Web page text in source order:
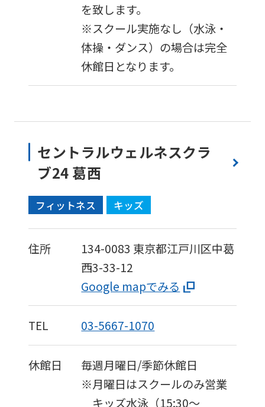
を致します。
※スクール実施なし（水泳・
体操・ダンス）の場合は完全
休館日となります。
セントラルウェルネスクラ
ブ24 葛西
フィットネス キッズ
住所 134-0083 東京都江戸川区中葛
西3-33-12
Google mapでみる
TEL 03-5667-1070
休館日
毎週月曜日/季節休館日
※月曜日はスクールのみ営業
キッズ水泳（15:30〜